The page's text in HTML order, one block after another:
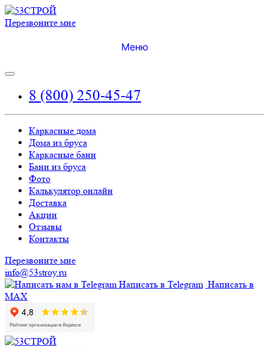
Перезвоните мне
Меню
8 (800) 250-45-47
Каркасные дома
Дома из бруса
Каркасные бани
Бани из бруса
Фото
Калькулятор онлайн
Доставка
Акции
Отзывы
Контакты
Перезвоните мне
info@53stroy.ru
Написать в Telegram Написать в
MAX